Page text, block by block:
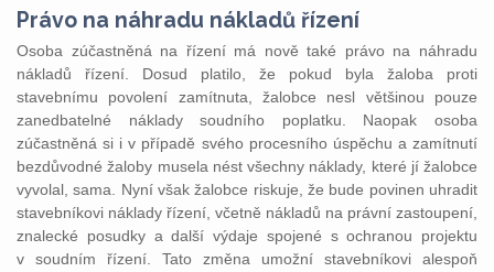
Právo na náhradu nákladů řízení
Osoba zúčastněná na řízení má nově také právo na náhradu
nákladů řízení. Dosud platilo, že pokud byla žaloba proti
stavebnímu povolení zamítnuta, žalobce nesl většinou pouze
zanedbatelné náklady soudního poplatku. Naopak osoba
zúčastněná si i v případě svého procesního úspěchu a zamítnutí
bezdůvodné žaloby musela nést všechny náklady, které jí žalobce
vyvolal, sama. Nyní však žalobce riskuje, že bude povinen uhradit
stavebníkovi náklady řízení, včetně nákladů na právní zastoupení,
znalecké posudky a další výdaje spojené s ochranou projektu
v soudním řízení. Tato změna umožní stavebníkovi alespoň